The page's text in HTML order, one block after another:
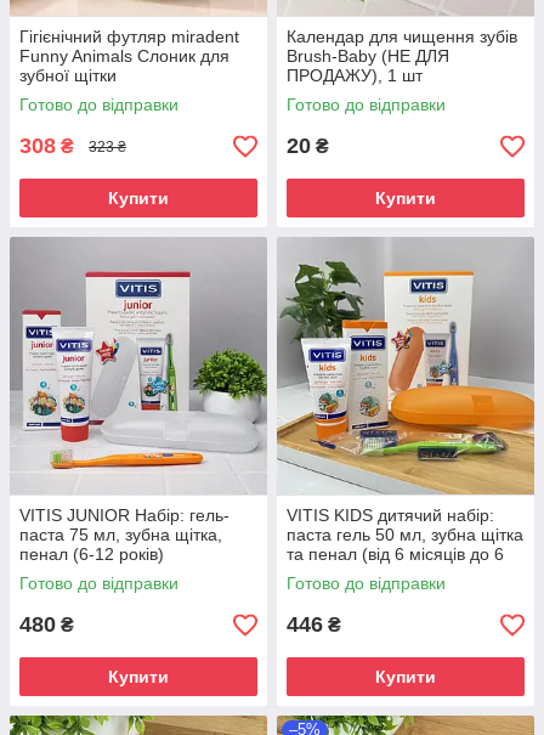
Гігієнічний футляр miradent
Funny Animals Слоник для
зубної щітки
Готово до відправки
308 ₴ 323 ₴
Купити
Календар для чищення зубів
Brush-Baby (НЕ ДЛЯ
ПРОДАЖУ), 1 шт
Готово до відправки
20 ₴
Купити
VITIS JUNIOR Набір: гель-
паста 75 мл, зубна щітка,
пенал (6-12 років)
Готово до відправки
480 ₴
Купити
VITIS KIDS дитячий набір:
паста гель 50 мл, зубна щітка
та пенал (від 6 місяців до 6
років)
Готово до відправки
446 ₴
Купити
–5%